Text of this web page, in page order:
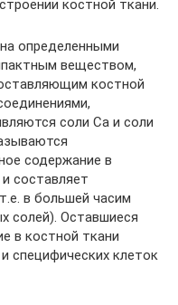
костной ткани.
определенными
веществом,
костной
соли Ca и соли
содержание в
составляет
в большей часим
солей). Оставшиеся
в костной ткани
специфических клеток